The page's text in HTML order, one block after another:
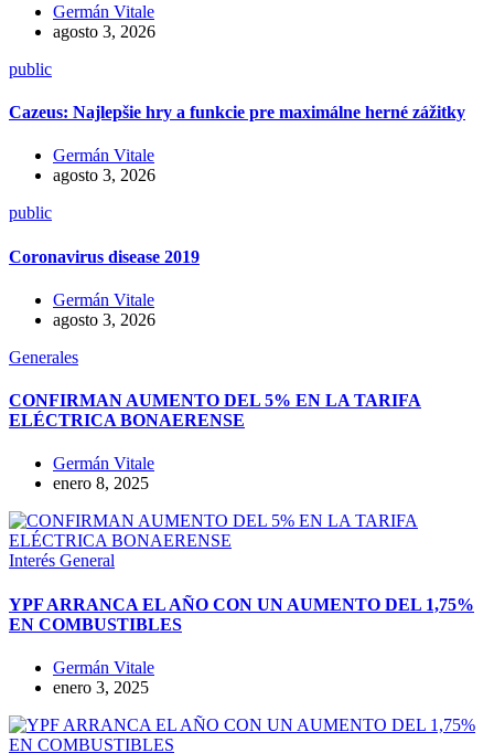
Germán Vitale
agosto 3, 2026
public
Cazeus: Najlepšie hry a funkcie pre maximálne herné zážitky
Germán Vitale
agosto 3, 2026
public
Coronavirus disease 2019
Germán Vitale
agosto 3, 2026
Generales
CONFIRMAN AUMENTO DEL 5% EN LA TARIFA
ELÉCTRICA BONAERENSE
Germán Vitale
enero 8, 2025
Interés General
YPF ARRANCA EL AÑO CON UN AUMENTO DEL 1,75%
EN COMBUSTIBLES
Germán Vitale
enero 3, 2025